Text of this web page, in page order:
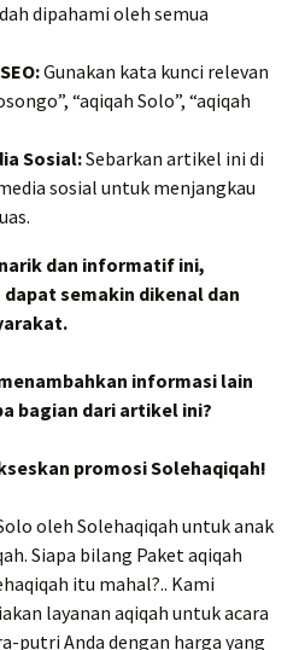
dipahami oleh semua
Gunakan kata kunci relevan
“aqiqah Solo”, “aqiqah
Sosial:Sebarkan artikel ini di
sosial untuk menjangkau
dan informatif ini,
semakin dikenal dan
informasi lain
bagian dari artikel ini?
promosi Solehaqiqah!
oleh Solehaqiqah untuk anak
Siapa bilang Paket aqiqah
itu mahal?.. Kami
layanan aqiqah untuk acara
putri Anda dengan harga yang